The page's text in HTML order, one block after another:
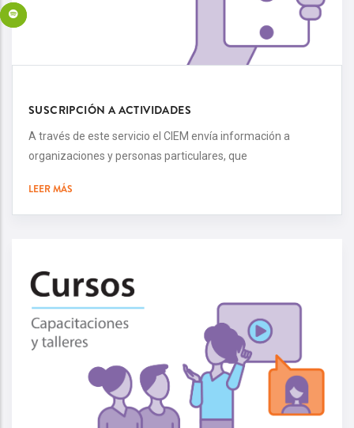
SUSCRIPCIÓN A ACTIVIDADES
A través de este servicio el CIEM envía información a
organizaciones y personas particulares, que
LEER MÁS